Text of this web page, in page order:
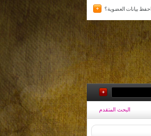
احفظ بيانات العضوية؟
البحث المتقدم